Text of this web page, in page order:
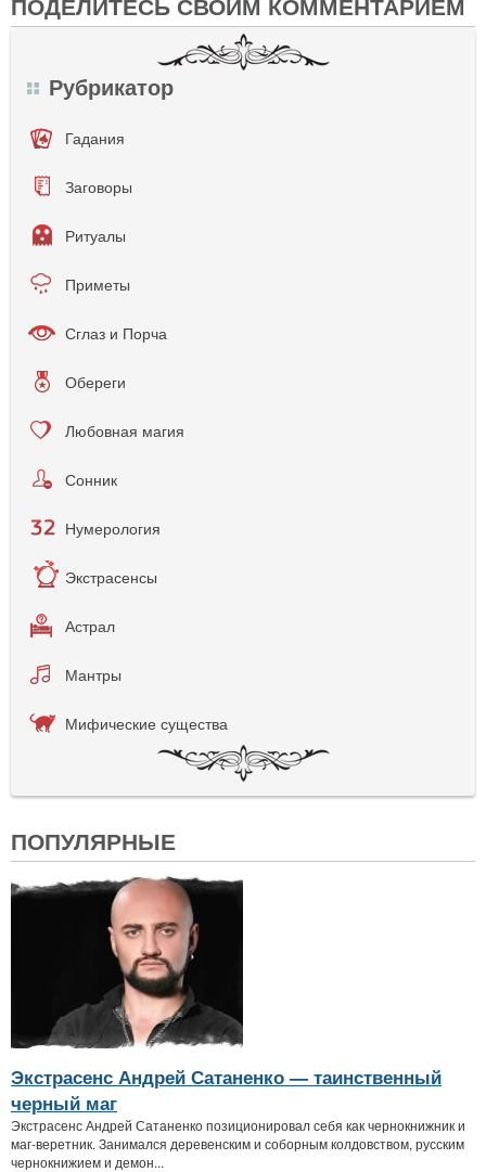
Рубрикатор
Гадания
Заговоры
Ритуалы
Приметы
Сглаз и Порча
Обереги
Любовная магия
Сонник
Нумерология
Экстрасенсы
Астрал
Мантры
Мифические существа
ПОПУЛЯРНЫЕ
Экстрасенс Андрей Сатаненко — таинственный
черный маг
Экстрасенс Андрей Сатаненко позиционировал себя как чернокнижник и
маг-веретник. Занимался деревенским и соборным колдовством, русским
чернокнижием и демон...